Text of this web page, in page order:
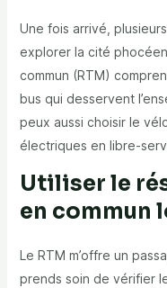
Une fois arrivé,
explorer la cité
commun (RTM)
bus qui desservent
peux aussi choisir le
électriques en libre-
Utiliser le
en commun
Le RTM m’offre un
prends soin de vérifier